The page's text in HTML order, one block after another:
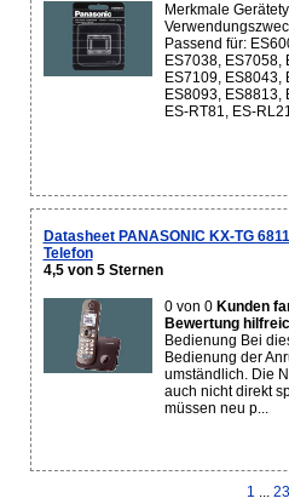
Merkmale
Passend für:
ES7038, ES7058,
ES7109, ES8043,
ES8093, ES8813,
ES-RT81, ES-
Datasheet PANASONIC KX-TG
Telefon
4,5 von 5 Sternen
0 von 0 Kunden
Bewertung
Bedienung Bei
Bedienung der
umständlich. Die
auch nicht direkt
müssen neu p...
1 ... 23